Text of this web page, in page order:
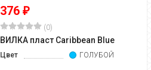
376₽
(0)
ВИЛКА пласт Caribbean Blue
Цвет ГОЛУБОЙ